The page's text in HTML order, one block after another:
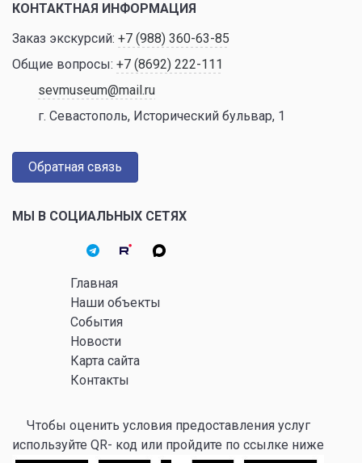
КОНТАКТНАЯ ИНФОРМАЦИЯ
Заказ экскурсий: +7 (988) 360-63-85
Общие вопросы: +7 (8692) 222-111
sevmuseum@mail.ru
г. Севастополь, Исторический бульвар, 1
Обратная связь
МЫ В СОЦИАЛЬНЫХ СЕТЯХ
Главная
Наши объекты
События
Новости
Карта сайта
Контакты
Чтобы оценить условия предоставления услуг
используйте QR- код или пройдите по ссылке ниже